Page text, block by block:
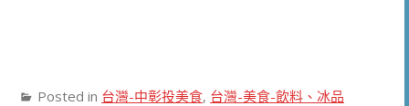
Posted in 台灣-中彰投美食, 台灣-美食-飲料、冰品